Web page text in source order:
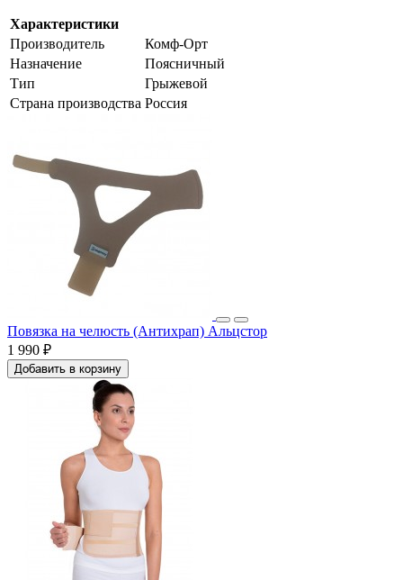
Характеристики
Производитель
Комф-Орт
Назначение
Поясничный
Тип
Грыжевой
Страна производства Россия
Повязка на челюсть (Антихрап) Альцстор
1 990 ₽
Добавить в корзину